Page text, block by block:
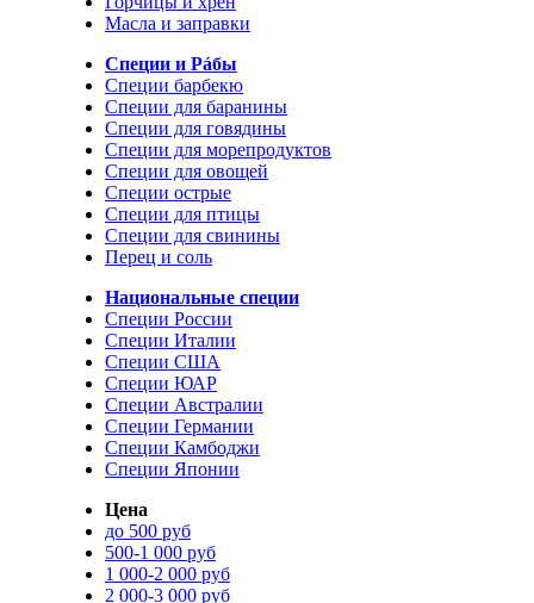
Масла и заправки
Специи и Рáбы
Специи барбекю
Специи для баранины
Специи для говядины
Специи для морепродуктов
Специи для овощей
Специи острые
Специи для птицы
Специи для свинины
Перец и соль
Национальные специи
Специи России
Специи Италии
Специи США
Специи ЮАР
Специи Австралии
Специи Германии
Специи Камбоджи
Специи Японии
Цена
до 500 руб
500-1 000 руб
1 000-2 000 руб
2 000-3 000 руб